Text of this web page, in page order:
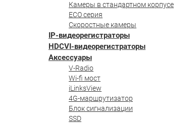
Камеры в стандартном корпусе
ECO серия
Скоростные камеры
IP-видеорегистраторы
HDCVI-видеорегистраторы
Аксессуары
V-Radio
Wi-fi мост
iLinksView
4G-маршрутизатор
Блок сигнализации
SSD